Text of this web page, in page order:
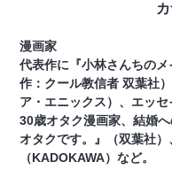
漫画家
代表作に『小林さんちの
作：クール教信者 双葉社
ア・エニックス）、エッ
30歳オタク漫画家、結婚
オタクです。』（双葉社）
（KADOKAWA）など。